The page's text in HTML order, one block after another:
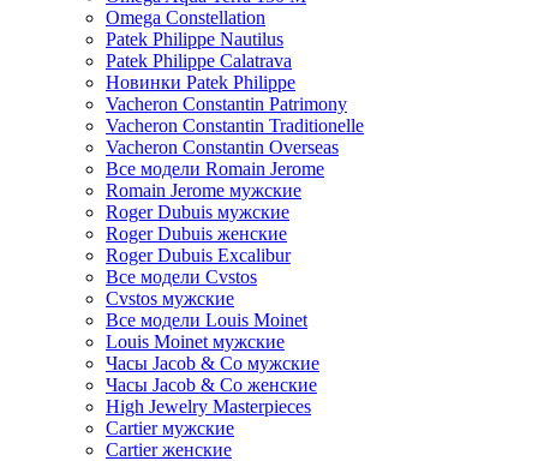
Omega Constellation
Patek Philippe Nautilus
Patek Philippe Calatrava
Новинки Patek Philippe
Vacheron Constantin Patrimony
Vacheron Constantin Traditionelle
Vacheron Constantin Overseas
Все модели Romain Jerome
Romain Jerome мужские
Roger Dubuis мужские
Roger Dubuis женские
Roger Dubuis Excalibur
Все модели Cvstos
Cvstos мужские
Все модели Louis Moinet
Louis Moinet мужские
Часы Jacob & Co мужские
Часы Jacob & Co женские
High Jewelry Masterpieces
Cartier мужские
Cartier женские